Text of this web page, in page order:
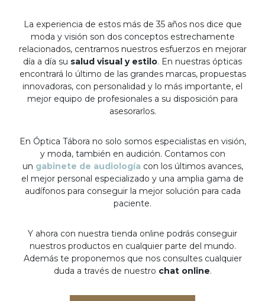
La experiencia de estos más de 35 años nos dice que
moda y visión son dos conceptos estrechamente
relacionados, centramos nuestros esfuerzos en mejorar
día a día su salud visual y estilo. En nuestras ópticas
encontrará lo último de las grandes marcas, propuestas
innovadoras, con personalidad y lo más importante, el
mejor equipo de profesionales a su disposición para
asesorarlos.
En Óptica Tábora no solo somos especialistas en visión,
y moda, también en audición. Contamos con
un gabinete de audiología con los últimos avances,
el mejor personal especializado y una amplia gama de
audífonos para conseguir la mejor solución para cada
paciente.
Y ahora con nuestra tienda online podrás conseguir
nuestros productos en cualquier parte del mundo.
Además te proponemos que nos consultes cualquier
duda a través de nuestro chat online.